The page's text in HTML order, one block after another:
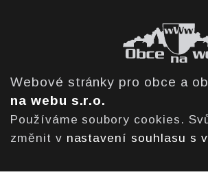
Webové stránky pro obce a
na webu s.r.o.
Používáme soubory cookies.
změnit v nastavení souhlasu s